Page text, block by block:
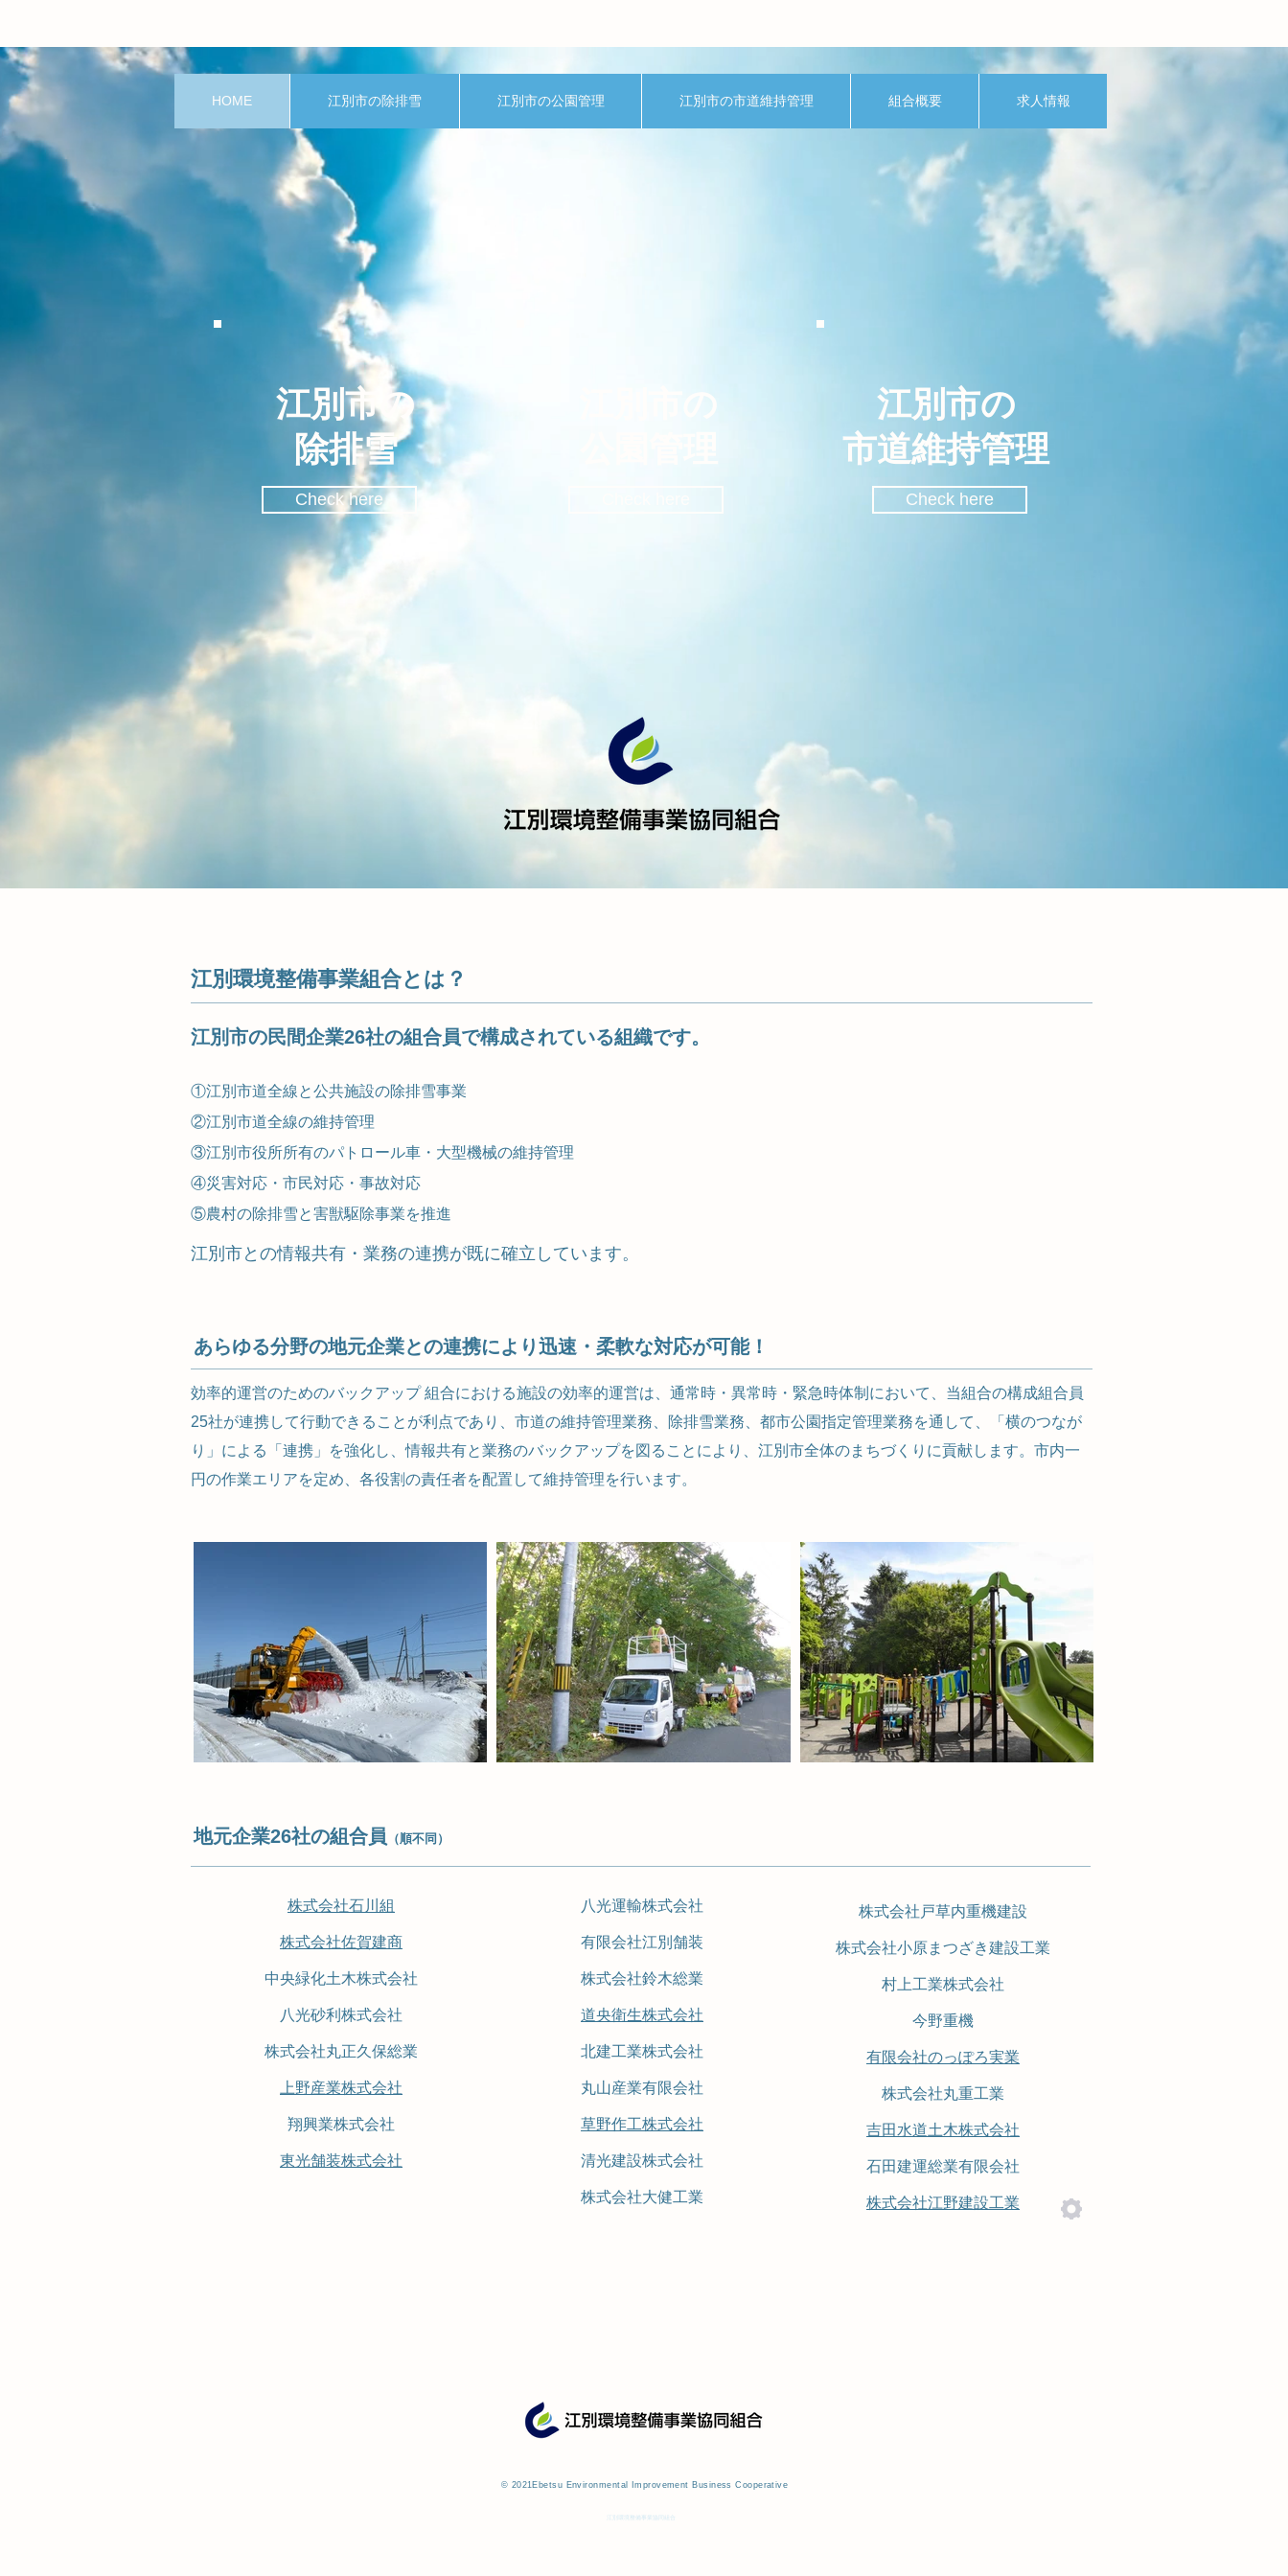
Check here
江別市の
除排雪
江別市の
Check here
江別市の
市道維持管理
江別環境整備事業組合とは？
江別市の民間企業26社の組合員で構成されている組織です。
①江別市道全線と公共施設の除排雪事業
②江別市道全線の維持管理
③江別市役所所有のパトロール車・大型機械の維持管理
④災害対応・市民対応・事故対応
⑤農村の除排雪と害獣駆除事業を推進
江別市との情報共有・業務の連携が既に確立しています。
あらゆる分野の地元企業との連携により迅速・柔軟な対応が可能！
効率的運営のためのバックアップ 組合における施設の効率的運営は、通常時・異常時・緊急時体制において、当組合の構成組合員
25社が連携して行動できることが利点であり、市道の維持管理業務、除排雪業務、都市公園指定管理業務を通して、「横のつなが
り」による「連携」を強化し、情報共有と業務のバックアップを図ることにより、江別市全体のまちづくりに貢献します。市内一
円の作業エリアを定め、各役割の責任者を配置して維持管理を行います。
地元企業26社の組合員 （順不同）
株式会社石川組
株式会社佐賀建商
中央緑化土木株式会社
八光砂利株式会社
株式会社丸正久保総業
上野産業株式会社
​翔興業株式会社
東光舗装株式会社
八光運輸株式会社
有限会社江別舗装
株式会社鈴木総業
道央衛生株式会社
北建工業株式会社
丸山産業有限会社
草野作工株式会社
清光建設株式会社
​株式会社大健工業
​株式会社戸草内重機建設
株式会社小原まつざき建設工業
村上工業株式会社
今野重機
有限会社のっぽろ実業
株式会社丸重工業
吉田水道土木株式会社
石田建運総業有限会社
株式会社江野建設工業
HOME 江別市の除排雪 江別市の公園管理 江別市の市道維持管理 組合概要 求人情報
© 2021Ebetsu Environmental Improvement Business Cooperative
江別環境整備事業協同組合